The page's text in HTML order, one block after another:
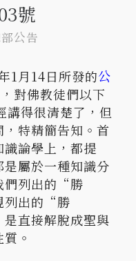
號
公告
1月14日所發的公
，對佛教徒們以下
講得很清楚了，但
特精簡告知。首
論學上，都提
屬於一種知識分
們列出的“勝
出的“勝
直接解脫成聖與
。